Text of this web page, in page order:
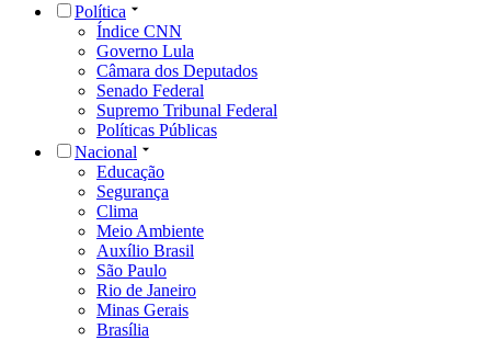
Política
Índice CNN
Governo Lula
Câmara dos Deputados
Senado Federal
Supremo Tribunal Federal
Políticas Públicas
Nacional
Educação
Segurança
Clima
Meio Ambiente
Auxílio Brasil
São Paulo
Rio de Janeiro
Minas Gerais
Brasília